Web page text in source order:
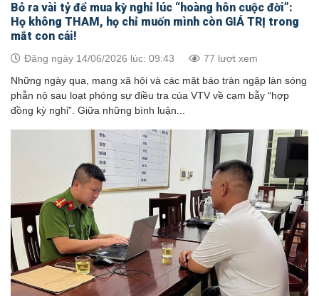
Bỏ ra vài tỷ để mua kỳ nghỉ lúc “hoàng hôn cuộc đời”:
Họ không THAM, họ chỉ muốn mình còn GIÁ TRỊ trong
mắt con cái!
Đăng ngày 14/06/2026 lúc: 09:43 77 lượt xem
Những ngày qua, mạng xã hội và các mặt báo tràn ngập làn sóng
phẫn nộ sau loạt phóng sự điều tra của VTV về cạm bẫy “hợp
đồng kỳ nghỉ”. Giữa những bình luận...